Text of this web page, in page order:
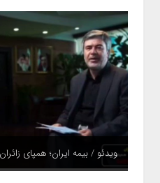
ویدئو / بیمه ایران؛ همپای زائران